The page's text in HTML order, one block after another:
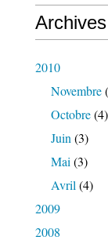
Archives
2010
Novembre
Octobre(4)
Juin (3)
Mai (3)
Avril (4)
2009
2008